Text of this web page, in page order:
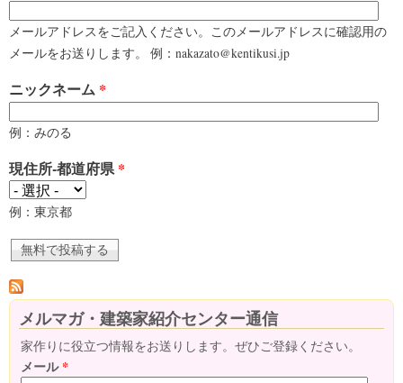
メールアドレスをご記入ください。このメールアドレスに確認用の
メールをお送りします。 例：nakazato@kentikusi.jp
ニックネーム *
例：みのる
現住所-都道府県*
例：東京都
メルマガ・建築家紹介センター通信
家作りに役立つ情報をお送りします。ぜひご登録ください。
メール*